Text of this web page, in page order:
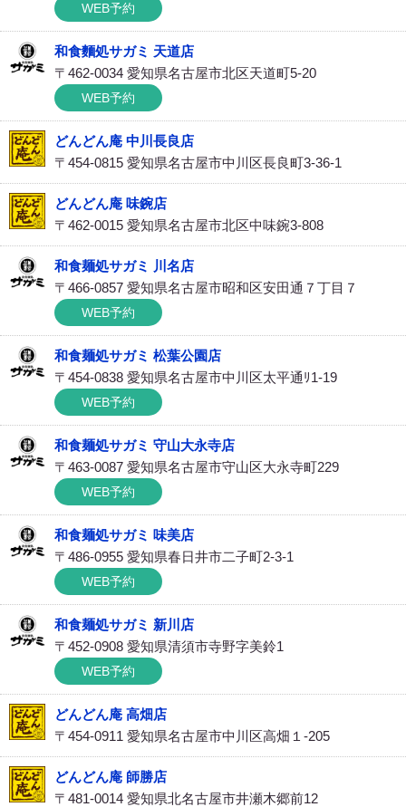
WEB予約
和食麵処サガミ 天道店
〒462-0034 愛知県名古屋市北区天道町5-20
WEB予約
どんどん庵 中川長良店
〒454-0815 愛知県名古屋市中川区長良町3-36-1
どんどん庵 味鋺店
〒462-0015 愛知県名古屋市北区中味鋺3-808
和食麺処サガミ 川名店
〒466-0857 愛知県名古屋市昭和区安田通７丁目７
WEB予約
和食麺処サガミ 松葉公園店
〒454-0838 愛知県名古屋市中川区太平通ﾘ1-19
WEB予約
和食麺処サガミ 守山大永寺店
〒463-0087 愛知県名古屋市守山区大永寺町229
WEB予約
和食麺処サガミ 味美店
〒486-0955 愛知県春日井市二子町2-3-1
WEB予約
和食麺処サガミ 新川店
〒452-0908 愛知県清須市寺野字美鈴1
WEB予約
どんどん庵 高畑店
〒454-0911 愛知県名古屋市中川区高畑１-205
どんどん庵 師勝店
〒481-0014 愛知県北名古屋市井瀬木郷前12